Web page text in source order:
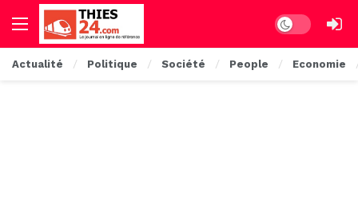
Dark mode
Actualité Politique Société People Economie